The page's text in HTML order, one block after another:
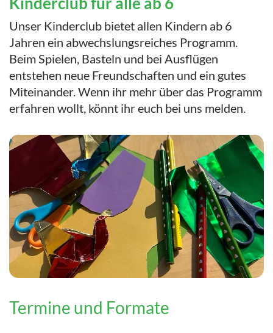
Unser Kinderclub bietet allen Kindern ab 6
Jahren ein abwechslungsreiches Programm.
Beim Spielen, Basteln und bei Ausflügen
entstehen neue Freundschaften und ein gutes
Miteinander. Wenn ihr mehr über das Programm
erfahren wollt, könnt ihr euch bei uns melden.
Termine und Formate